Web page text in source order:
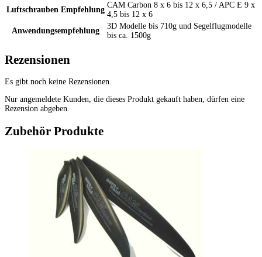
Luftschrauben Empfehlung
CAM Carbon 8 x 6 bis 12 x 6,5 / APC E 9 x
4,5 bis 12 x 6
Anwendungsempfehlung
3D Modelle bis 710g und Segelflugmodelle
bis ca. 1500g
Rezensionen
Es gibt noch keine Rezensionen.
Nur angemeldete Kunden, die dieses Produkt gekauft haben, dürfen eine
Rezension abgeben.
Zubehör Produkte